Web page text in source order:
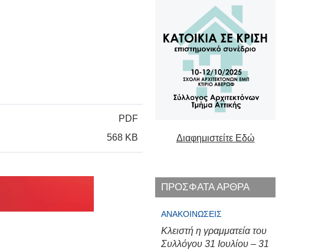
PDF
568 KB
Διαφημιστείτε Εδώ
ΠΡΟΣΦΑΤΑ ΑΡΘΡΑ
ΑΝΑΚΟΙΝΏΣΕΙΣ
Κλειστή η γραμματεία του
Συλλόγου 31 Ιουλίου – 31